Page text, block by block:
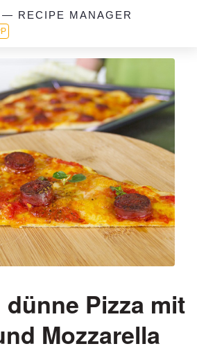
RECIPE MANAGER
Pizza mit
Mozzarella